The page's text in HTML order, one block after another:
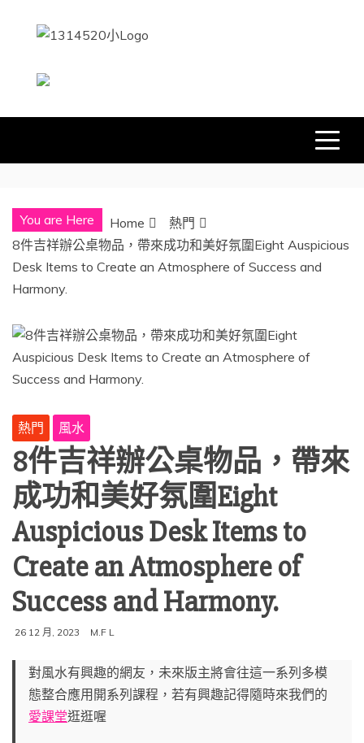
1314520
You are Here Home
熱門
8件吉祥辦公桌物品，帶來成功和美好氛圍Eight Auspicious
Desk Items to Create an Atmosphere of Success and
Harmony.
熱門 風水
8件吉祥辦公桌物品，帶來
成功和美好氛圍Eight
Auspicious Desk Items to
Create an Atmosphere of
Success and Harmony.
26 12 月, 2023 M.F L
對風水有興趣的網友，未來版主將會往這一系列多模
態整合應用開系列課程，若有興趣記得隨時來我們的
愛課堂逛逛喔